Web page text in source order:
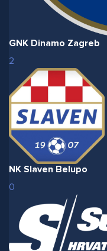
GNK Dinamo Zagreb
2
NK Slaven Belupo
0